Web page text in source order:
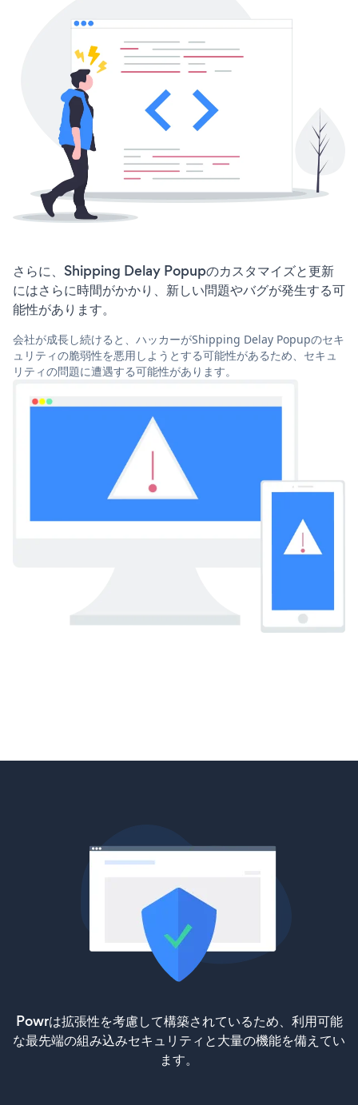
さらに、Shipping Delay Popupのカスタマイズと更新
にはさらに時間がかかり、新しい問題やバグが発生する可
能性があります。
会社が成長し続けると、ハッカーがShipping Delay Popupのセキ
ュリティの脆弱性を悪用しようとする可能性があるため、セキュ
リティの問題に遭遇する可能性があります。
Powrは拡張性を考慮して構築されているため、利用可能
な最先端の組み込みセキュリティと大量の機能を備えてい
ます。